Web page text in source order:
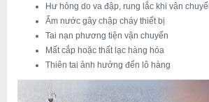
Hư hỏng do va đập, rung lắc khi vận
Ẩm nước gây chập cháy thiết bị
Tai nạn phương tiện vận chuyển
Mất cắp hoặc thất lạc hàng hóa
Thiên tai ảnh hưởng đến lô hàng